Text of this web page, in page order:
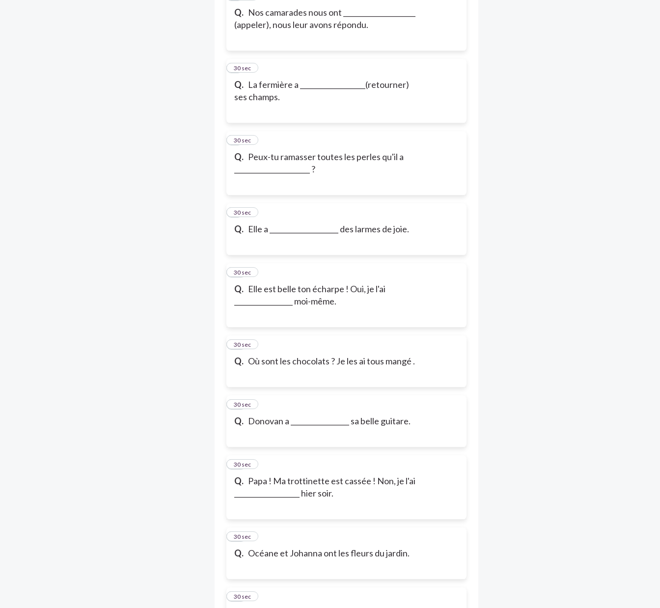
Q. Nos camarades nous ont _____________________
(appeler), nous leur avons répondu.
Q. La fermière a ___________________(retourner)
ses champs.
7
30 sec
Q. Peux-tu ramasser toutes les perles qu'il a
______________________ ?
8
30 sec
Q. Elle a ____________________ des larmes de joie.
9
30 sec
Q. Elle est belle ton écharpe ! Oui, je l'ai
_________________ moi-même.
10
30 sec
Q. Où sont les chocolats ? Je les ai tous mangé .
11
30 sec
Q. Donovan a _________________ sa belle guitare.
12
30 sec
Q. Papa ! Ma trottinette est cassée ! Non, je l'ai
___________________ hier soir.
13
30 sec
Q. Océane et Johanna ont les fleurs du jardin.
14
30 sec
15
30 sec